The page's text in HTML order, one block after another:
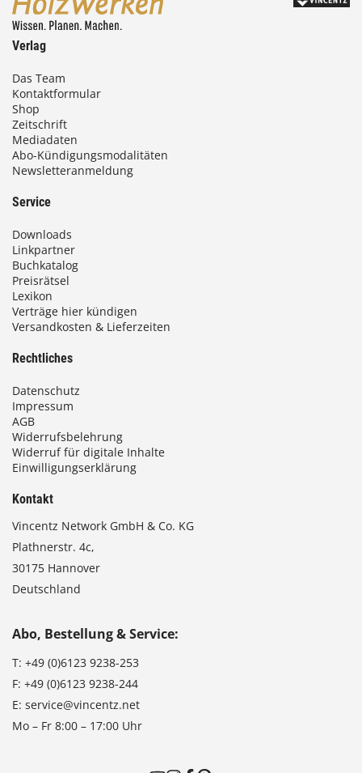
Verlag
Das Team
Kontaktformular
Shop
Zeitschrift
Mediadaten
Abo-Kündigungsmodalitäten
Newsletteranmeldung
Service
Downloads
Linkpartner
Buchkatalog
Preisrätsel
Lexikon
Verträge hier kündigen
Versandkosten & Lieferzeiten
Rechtliches
Datenschutz
Impressum
AGB
Widerrufsbelehrung
Widerruf für digitale Inhalte
Einwilligungserklärung
Kontakt
Vincentz Network GmbH & Co. KG
Plathnerstr. 4c,
30175 Hannover
Deutschland
Abo, Bestellung & Service:
T: +49 (0)6123 9238-253
F: +49 (0)6123 9238-244
E: service@vincentz.net
Mo – Fr 8:00 – 17:00 Uhr